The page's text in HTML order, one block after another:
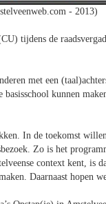
- 2013)
tijdens de
met een
kunnen
In de toekomst
Zo is het
context kent, is
Daarnaast hopen